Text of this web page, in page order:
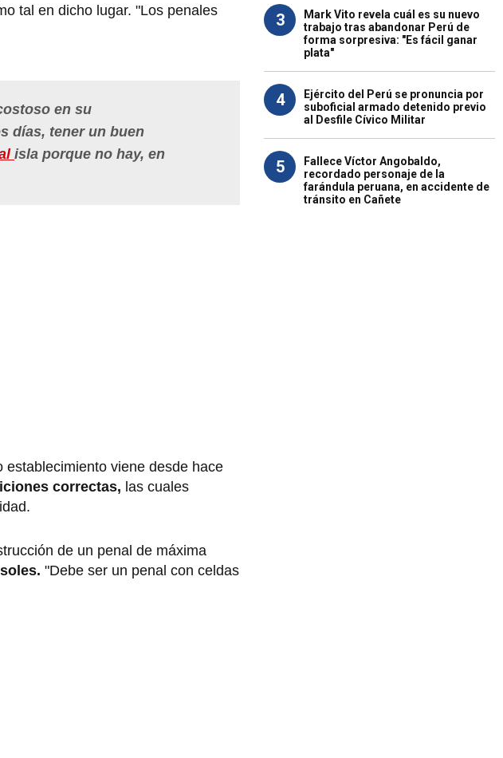
tal en dicho lugar. "Los penales
en su
días, tener un buen
isla porque no hay, en
establecimiento viene desde hace
correctas, las cuales
de un penal de máxima
"Debe ser un penal con celdas
3
Mark Vito revela cuál es su nuevo
trabajo tras abandonar Perú de
forma sorpresiva: "Es fácil ganar
plata"
4
Ejército del Perú se pronuncia por
suboficial armado detenido previo
al Desfile Cívico Militar
5
Fallece Víctor Angobaldo,
recordado personaje de la
farándula peruana, en accidente de
tránsito en Cañete